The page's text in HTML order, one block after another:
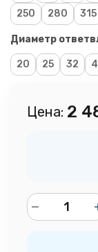
250
280 315
Диаметр
20 25 32
Цена: 2